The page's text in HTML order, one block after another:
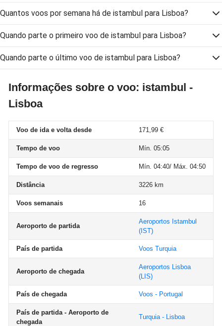
Quantos voos por semana há de istambul para Lisboa?
Quando parte o primeiro voo de istambul para Lisboa?
Quando parte o último voo de istambul para Lisboa?
Informações sobre o voo: istambul -
Lisboa
Voo de ida e volta desde 171,99 €
Tempo de voo Mín. 05:05
Tempo de voo de regresso Mín. 04:40/ Máx. 04:50
Distância 3226 km
Voos semanais 16
Aeroporto de partida
Aeroportos Istambul
(IST)
País de partida Voos Turquia
Aeroporto de chegada
Aeroportos Lisboa
(LIS)
País de chegada Voos - Portugal
País de partida - Aeroporto de
chegada
Turquia - Lisboa